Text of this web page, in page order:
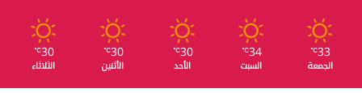
33
℃
الجمعة
34
℃
السبت
30
℃
الأحد
30
℃
الأثنين
30
℃
الثلاثاء